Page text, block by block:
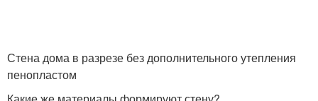
Стена дома в разрезе без дополнительного утепления
пенопластом